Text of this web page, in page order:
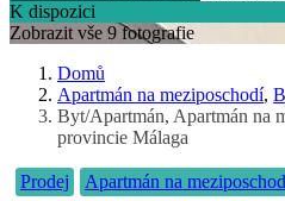
K dispozici
Zobrazit vše 9 fotografie
Domů
Apartmán na meziposchodí,
Byt/Apartmán, Apartmán na
provincie Málaga
Prodej Apartmán na